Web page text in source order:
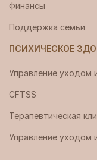
Финансы
Поддержка семьи
ПСИХИЧЕСКОЕ
Управление уходом
CFTSS
Терапевтическая
Управление уходом